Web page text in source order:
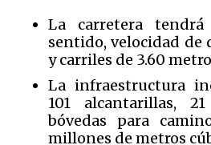
La carretera
sentido, velocidad de
y carriles de 3.60
La infraestructura
101 alcantarillas,
bóvedas para
millones de metros